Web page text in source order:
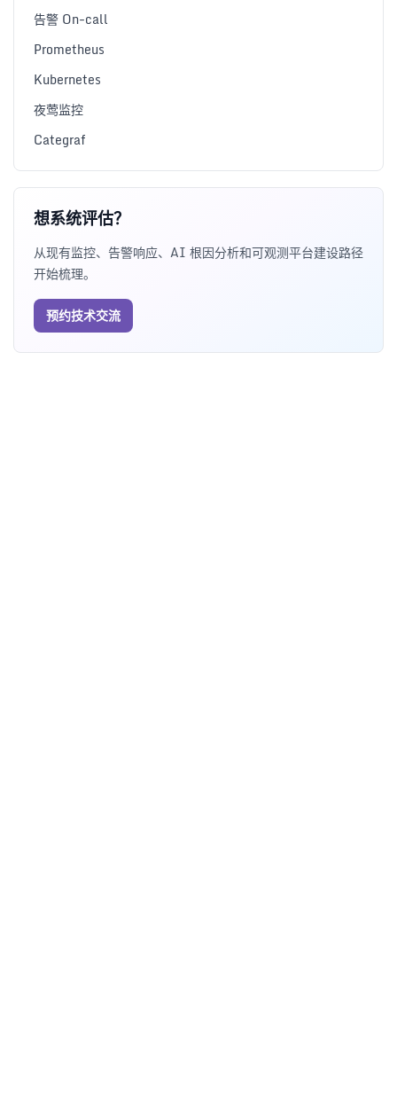
告警 On-call
Prometheus
Kubernetes
夜莺监控
Categraf
想系统评估？
从现有监控、告警响应、AI 根因分析和可观测平台建设路径
开始梳理。
预约技术交流